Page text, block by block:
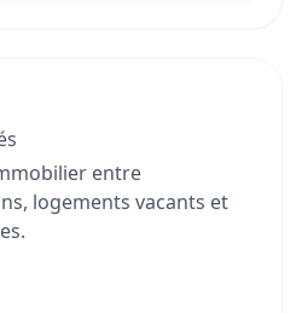
entre
logements vacants et